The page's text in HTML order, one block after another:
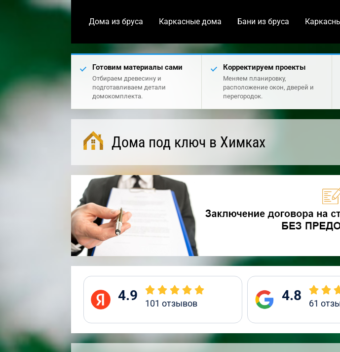
Дома из бруса Каркасные дома Бани из бруса
Готовим материалы сами
Отбираем древесину и
подготавливаем детали
домокомплекта.
Корректируем проекты
Меняем планировку,
расположение окон, дверей и
перегородок.
Дома под ключ в Химках
4.9 101 отзывов 4.8 61